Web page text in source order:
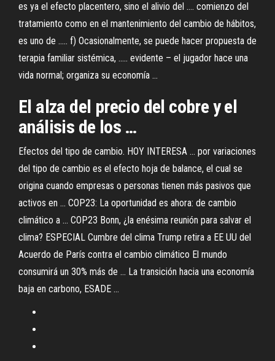
es ya el efecto placentero, sino el alivio del .... comienzo del
tratamiento como en el mantenimiento del cambio de hábitos,
es uno de ..... f) Ocasionalmente, se puede hacer propuesta de
terapia familiar sistémica, ..... evidente – el jugador hace una
vida normal; organiza su economía ...
El alza del precio del cobre y el
análisis de los …
Efectos del tipo de cambio. HOY INTERESA ... por variaciones
del tipo de cambio es el efecto hoja de balance, el cual se
origina cuando empresas o personas tienen más pasivos que
activos en ... COP23: La oportunidad es ahora: de cambio
climático a ... COP23 Bonn, ¿la enésima reunión para salvar el
clima? ESPECIAL Cumbre del clima Trump retira a EE UU del
Acuerdo de París contra el cambio climático El mundo
consumirá un 30% más de ... La transición hacia una economía
baja en carbono, ESADE ...